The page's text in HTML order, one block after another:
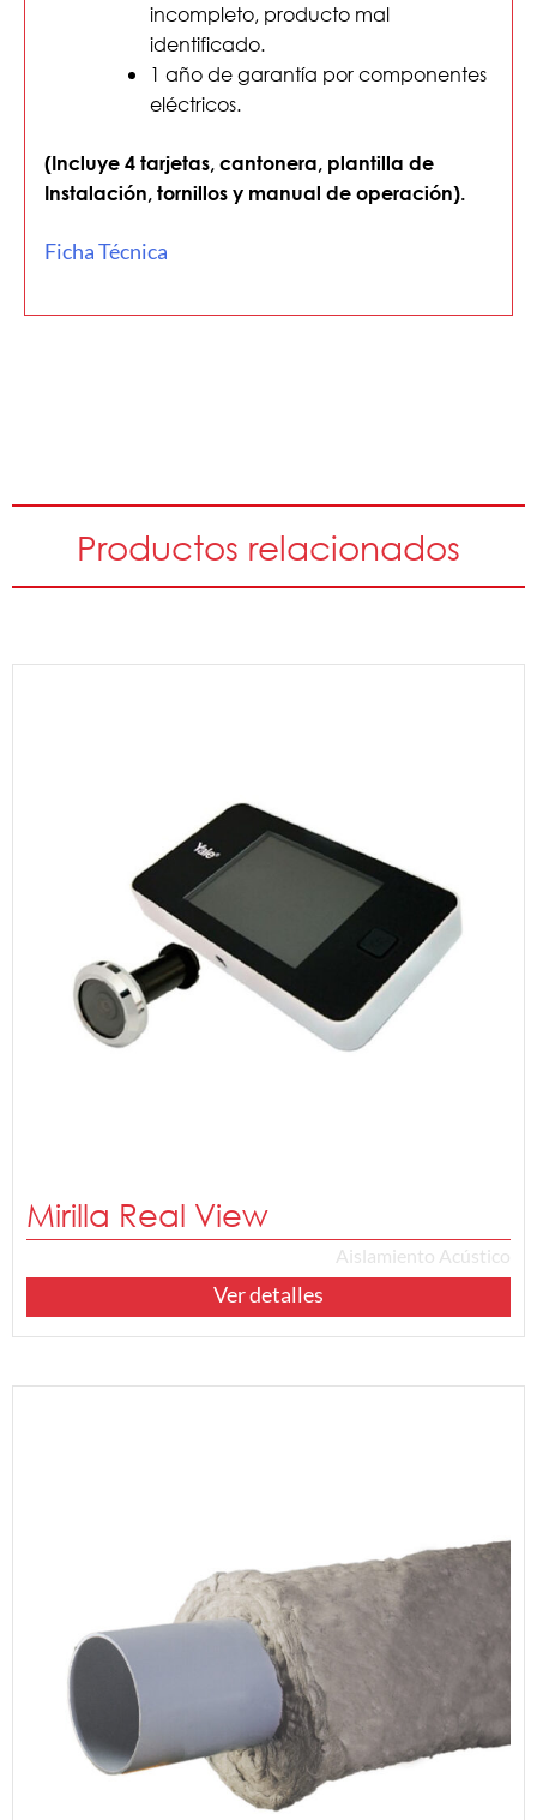
incompleto, producto mal
identificado.
1 año de garantía por componentes
eléctricos.
(Incluye 4 tarjetas, cantonera, plantilla de
Instalación, tornillos y manual de operación).
Ficha Técnica
Productos relacionados
Mirilla Real View
Aislamiento Acústico
Ver detalles